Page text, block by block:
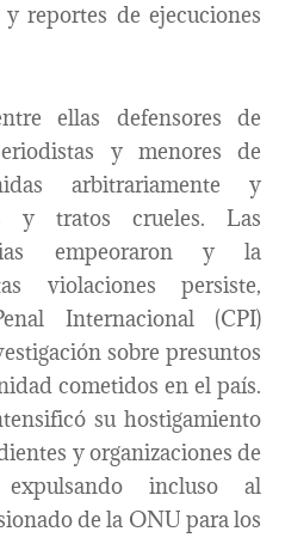
reportes de ejecuciones
ellas defensores de
y menores de
arbitrariamente y
y tratos crueles. Las
empeoraron y la
violaciones persiste,
Internacional (CPI)
sobre presuntos
cometidos en el país.
su hostigamiento
y organizaciones de
expulsando incluso al
de la ONU para los